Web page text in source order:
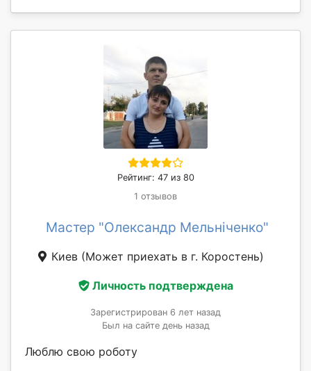
Рейтинг: 47 из 80
1 отзывов
Мастер "Олександр Мельніченко"
Киев (Может приехать в г. Коростень)
Личность подтверждена
Зарегистрирован 6 лет назад
Был на сайте день назад
Люблю свою роботу